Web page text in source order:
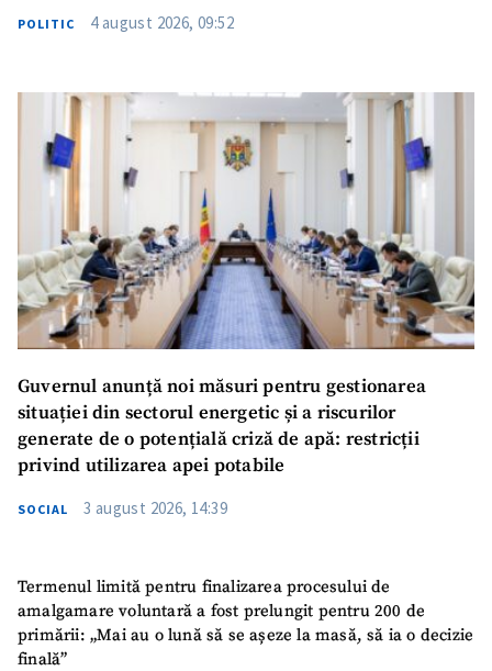
POLITIC 4 august 2026, 09:52
Guvernul anunță noi măsuri pentru gestionarea
situației din sectorul energetic și a riscurilor
generate de o potențială criză de apă: restricții
privind utilizarea apei potabile
SOCIAL 3 august 2026, 14:39
Termenul limită pentru finalizarea procesului de
amalgamare voluntară a fost prelungit pentru 200 de
primării: „Mai au o lună să se așeze la masă, să ia o decizie
finală”